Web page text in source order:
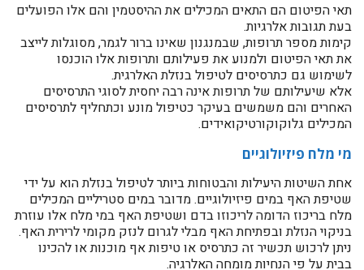
תאי הפיטום הם התאים המכילים את ההיסטמין והם אלו הפועלים
בעת תגובות אלרגיות.
קימות מספר תרופות, שבמנגנון שאינו ברור לגמר, מסוגלות לייצב
את תאי הפיטום ולמנוע את פעילותם ותרופות אלו הוכנסו
לשימוש גם כתרסיסים לטיפול בנזלת האלרגית.
אלא שיעילותם של תרופות אינה רבה יחסית לסוגי התרסיסים
האחרים והם משמשים בעיקר כטיפול מונע וכתחליף לתרסיסים
המכילים גלוקוקורטיקואידים.
מי מלח פיזיולוגיים
אחת השיטות היעילות והבטוחות ביותר לטיפול בנזלת הוא על ידי
שטיפת האף במים פיזיולוגיים. מדובר במים סטריליים המכילים
מלח בריכוז הדומה לריכוזו בדם ושטיפת האף במי מלח אלו עוזרת
בניקוי הנזלת ובפתיחת האף מבלי לגרום לנזק מקומי לרירית האף.
ניתן לרכוש תכשיר זה כתרסיס או טיפות אף מוכנות או להכינו
בבית על פי הנחיות מומחה האלרגיה.